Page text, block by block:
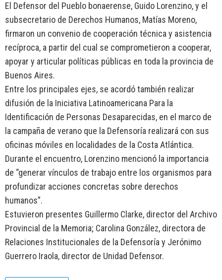
El Defensor del Pueblo bonaerense, Guido Lorenzino, y el
subsecretario de Derechos Humanos, Matías Moreno,
firmaron un convenio de cooperación técnica y asistencia
recíproca, a partir del cual se comprometieron a cooperar,
apoyar y articular políticas públicas en toda la provincia de
Buenos Aires.
Entre los principales ejes, se acordó también realizar
difusión de la Iniciativa Latinoamericana Para la
Identificación de Personas Desaparecidas, en el marco de
la campaña de verano que la Defensoría realizará con sus
oficinas móviles en localidades de la Costa Atlántica.
Durante el encuentro, Lorenzino mencionó la importancia
de “generar vínculos de trabajo entre los organismos para
profundizar acciones concretas sobre derechos
humanos”.
Estuvieron presentes Guillermo Clarke, director del Archivo
Provincial de la Memoria; Carolina González, directora de
Relaciones Institucionales de la Defensoría y Jerónimo
Guerrero Iraola, director de Unidad Defensor.